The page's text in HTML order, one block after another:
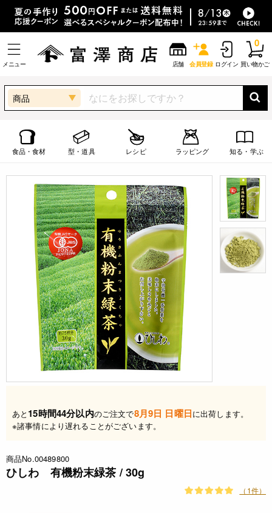
メニュー 店舗 会員登録 ログイン 買い物かご
0
商品
食品・食材 型・道具 レシピ ラッピング 知る・学ぶ
あと 15時間44分以内のご注文で8月9日 日曜日に出荷します。
※諸事情により遅れることがございます。
商品No.00489800
ひしわ 有機粉末緑茶 / 30g
（1件）